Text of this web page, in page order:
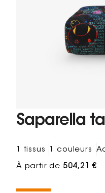
Saparella
1 tissus 1 couleurs
À partir de 504,21 €